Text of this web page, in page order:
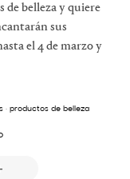
de belleza y quiere
sus
el 4 de marzo y
· productos de belleza